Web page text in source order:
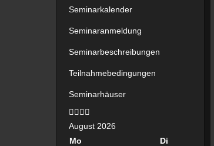
Seminarkalender
Seminaranmeldung
Seminarbeschreibungen
Teilnahmebedingungen
Seminarhäuser
August 2026
Mo
Di